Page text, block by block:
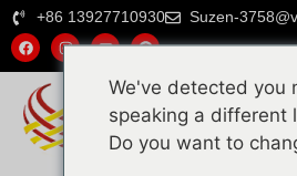
+86 13927710930 Suzen-
We've detected you
speaking a different
Do you want to